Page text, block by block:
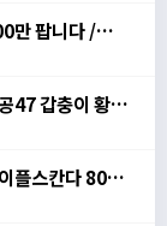
만 팝니다 /
47 갑충이 황금
망토 럭10 럭9
플스칸다 800/
토 1000 팝니